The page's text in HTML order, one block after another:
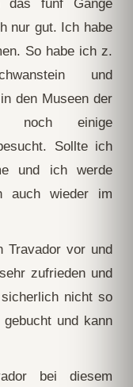
das fünf Gänge
nur gut. Ich habe
So habe ich z.
und
den Museen der
noch einige
Sollte ich
und ich werde
auch wieder im
Travador vor und
zufrieden und
nicht so
und kann
bei diesem